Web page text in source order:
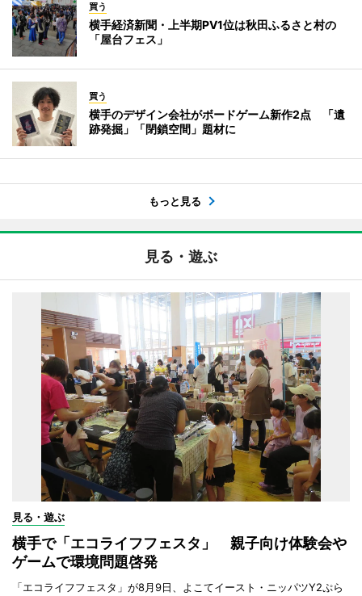
買う
横手経済新聞・上半期PV1位は秋田ふるさと村の
「屋台フェス」
買う
横手のデザイン会社がボードゲーム新作2点 「遺
跡発掘」「閉鎖空間」題材に
もっと見る
見る・遊ぶ
見る・遊ぶ
横手で「エコライフフェスタ」 親子向け体験会や
ゲームで環境問題啓発
「エコライフフェスタ」が8月9日、よこてイースト・ニッパツY2ぷら